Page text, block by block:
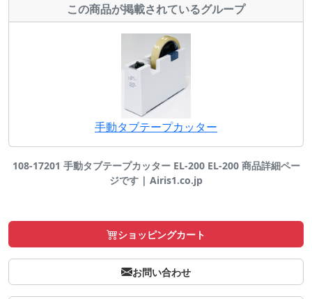
この商品が掲載されているグループ
手動タブテープカッター
108-17201 手動タブテープカッター EL-200 EL-200 商品詳細ペー
ジです | Airis1.co.jp
ショッピングカート
お問い合わせ